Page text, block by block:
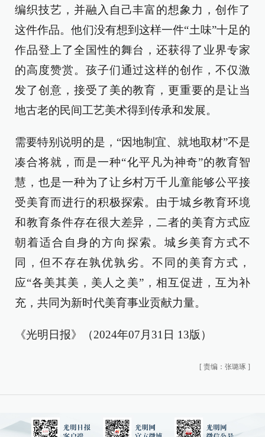
编织技艺，并融入自己丰富的想象力，创作了
这件作品。他们没有想到这样一件“土味”十足的
作品登上了全国性的舞台，还获得了业界专家
的高度赞赏。孩子们通过这样的创作，不仅激
发了创意，接受了美的教育，更重要的是让当
地古老的民间工艺美术得到传承和发展。
需要特别说明的是，“因地制宜、就地取材”不是
凑合将就，而是一种“化平凡为神奇”的教育智
慧，也是一种为了让乡村万千儿童能够公平接
受美育而进行的积极探索。由于城乡教育环境
和教育条件存在很大差异，二者的美育方式应
朝着适合自身的方向探索。城乡美育方式不
同，但不存在孰优孰劣。不同的美育方式，
应“各美其美，美人之美”，相互促进，互为补
充，共同为新时代美育事业贡献力量。
《光明日报》（2024年07月31日 13版）
[ 责编：张璐琢 ]